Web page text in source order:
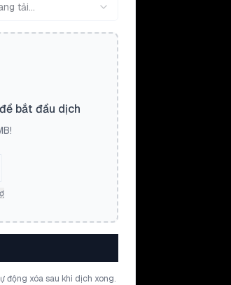
tải...
bắt đầu dịch
động xóa sau khi dịch xong.